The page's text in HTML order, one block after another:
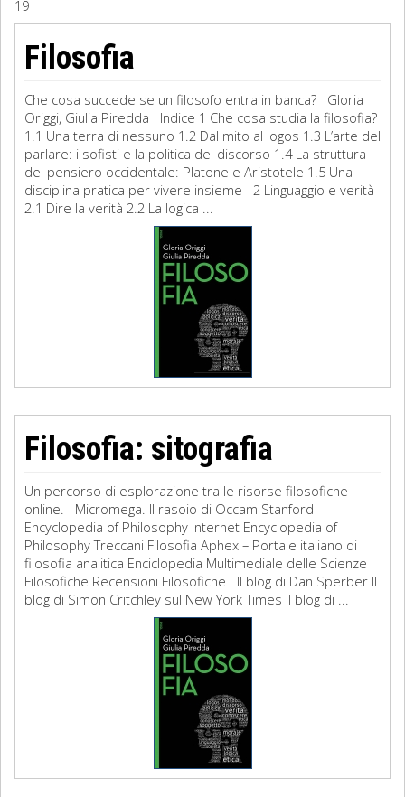
Filosofia
Storia
Matematica
Diritto
19
Filosofia
Che cosa succede se un filosofo entra in banca? Gloria
Origgi, Giulia Piredda Indice 1 Che cosa studia la filosofia?
1.1 Una terra di nessuno 1.2 Dal mito al logos 1.3 L’arte del
parlare: i sofisti e la politica del discorso 1.4 La struttura
del pensiero occidentale: Platone e Aristotele 1.5 Una
disciplina pratica per vivere insieme 2 Linguaggio e verità
2.1 Dire la verità 2.2 La logica ...
Filosofia: sitografia
Un percorso di esplorazione tra le risorse filosofiche
online. Micromega. Il rasoio di Occam Stanford
Encyclopedia of Philosophy Internet Encyclopedia of
Philosophy Treccani Filosofia Aphex – Portale italiano di
filosofia analitica Enciclopedia Multimediale delle Scienze
Filosofiche Recensioni Filosofiche Il blog di Dan Sperber Il
blog di Simon Critchley sul New York Times Il blog di ...